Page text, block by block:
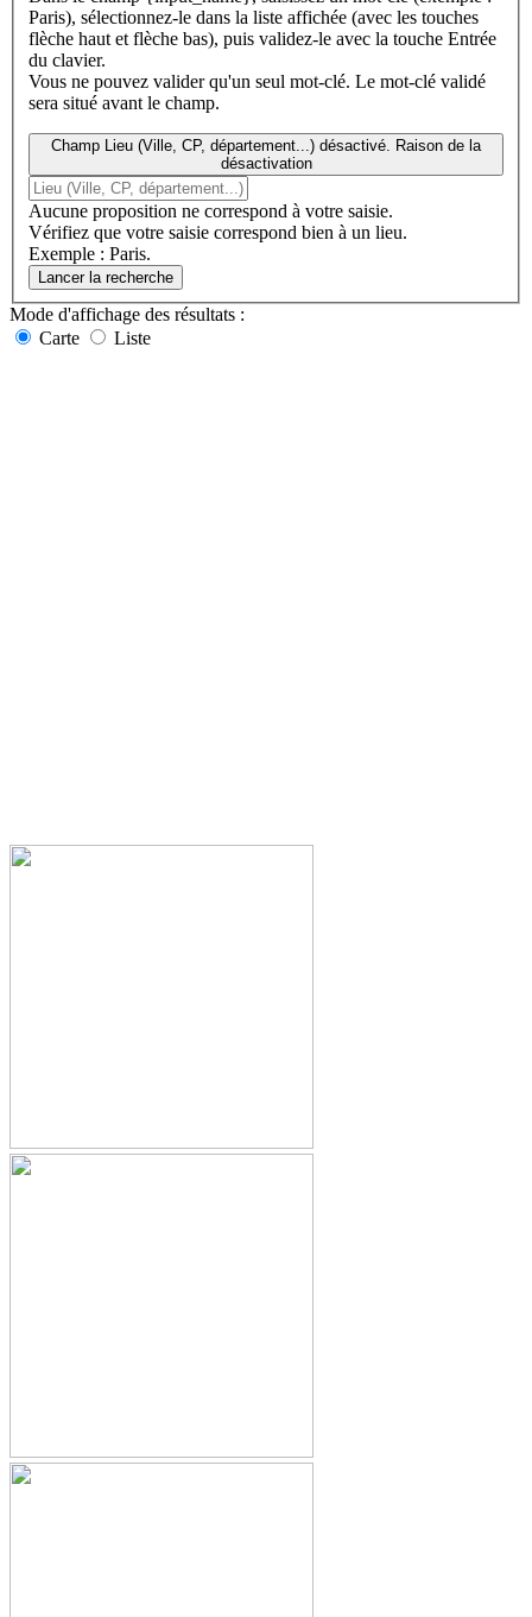
Paris), sélectionnez-le dans la liste affichée (avec les touches
flèche haut et flèche bas), puis validez-le avec la touche Entrée
du clavier.
Vous ne pouvez valider qu'un seul mot-clé. Le mot-clé validé
sera situé avant le champ.
Champ Lieu (Ville, CP, département...) désactivé. Raison de la
désactivation
Aucune proposition ne correspond à votre saisie.
Vérifiez que votre saisie correspond bien à un lieu.
Exemple : Paris.
Lancer la recherche
Mode d'affichage des résultats :
Carte
Liste